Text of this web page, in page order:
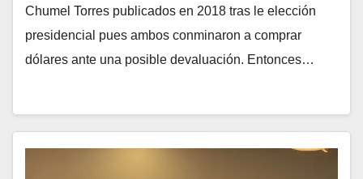
Chumel Torres publicados en 2018 tras le elección
presidencial pues ambos conminaron a comprar
dólares ante una posible devaluación. Entonces…